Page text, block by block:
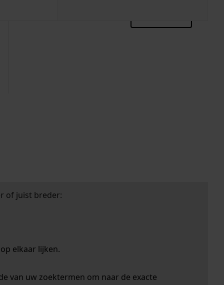
of juist breder:
elkaar lijken.
van uw zoektermen om naar de exacte